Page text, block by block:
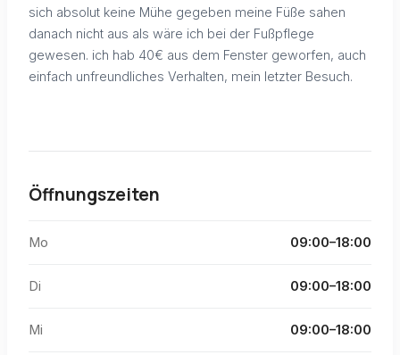
sich absolut keine Mühe gegeben meine Füße sahen
danach nicht aus als wäre ich bei der Fußpflege
gewesen. ich hab 40€ aus dem Fenster geworfen, auch
einfach unfreundliches Verhalten, mein letzter Besuch.
Öffnungszeiten
Mo 09:00–18:00
Di 09:00–18:00
Mi 09:00–18:00